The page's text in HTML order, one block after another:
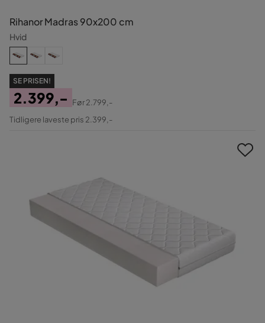
Rihanor Madras 90x200 cm
Hvid
SE PRISEN!
Pris
2.399,-
Original
Før2.799,-
Tidligere laveste pris 2.399,-